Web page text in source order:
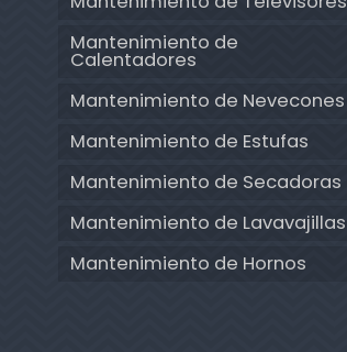
Mantenimiento de
Calentadores
Mantenimiento de Nevecones
Mantenimiento de Estufas
Mantenimiento de Secadoras
Mantenimiento de Lavavajillas
Mantenimiento de Hornos